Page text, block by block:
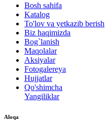
Bosh sahifa
Katalog
To'lov va yetkazib berish
Biz haqimizda
Bog`lanish
Maqolalar
Aksiyalar
Fotogalereya
Hujjatlar
Qo'shimcha
Yangiliklar
Aloqa